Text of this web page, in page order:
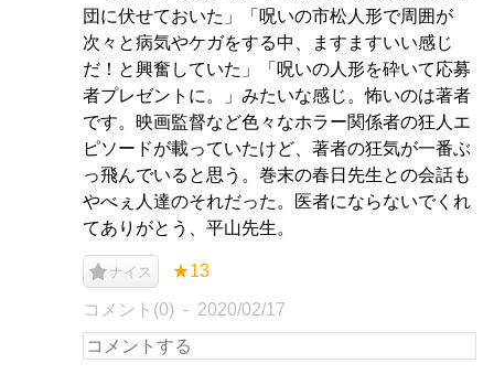
団に伏せておいた」「呪いの市松人形で周囲が
次々と病気やケガをする中、ますますいい感じ
だ！と興奮していた」「呪いの人形を砕いて応募
者プレゼントに。」みたいな感じ。怖いのは著者
です。映画監督など色々なホラー関係者の狂人エ
ピソードが載っていたけど、著者の狂気が一番ぶ
っ飛んでいると思う。巻末の春日先生との会話も
やべぇ人達のそれだった。医者にならないでくれ
てありがとう、平山先生。
ナイス ★13
コメント(0) 2020/02/17